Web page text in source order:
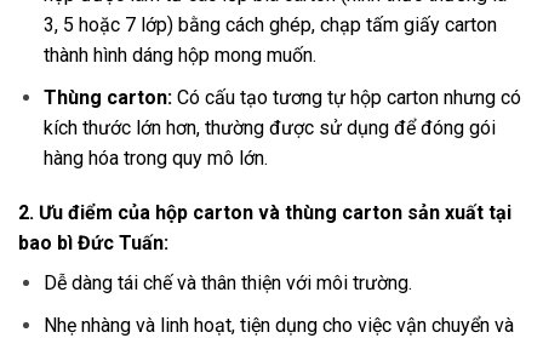
3, 5 hoặc 7 lớp) bằng cách ghép, chạp tấm giấy carton
thành hình dáng hộp mong muốn.
Thùng carton:Có cấu tạo tương tự hộp carton nhưng có
kích thước lớn hơn, thường được sử dụng để đóng gói
hàng hóa trong quy mô lớn.
2. Ưu điểm của hộp carton và thùng carton sản xuất tại
bao bì Đức Tuấn:
Dễ dàng tái chế và thân thiện với môi trường.
Nhẹ nhàng và linh hoạt, tiện dụng cho việc vận chuyển và